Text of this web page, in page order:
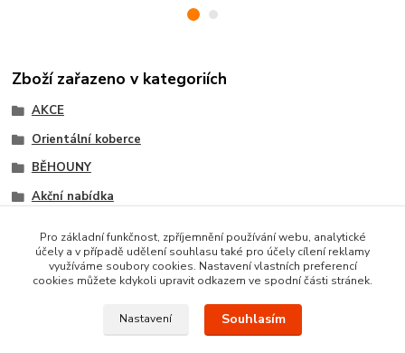
Zboží zařazeno v kategoriích
AKCE
Orientální koberce
BĚHOUNY
Akční nabídka
Akce metrážní koberce
Pro základní funkčnost, zpříjemnění používání webu, analytické
účely a v případě udělení souhlasu také pro účely cílení reklamy
využíváme soubory cookies. Nastavení vlastních preferencí
cookies můžete kdykoli upravit odkazem ve spodní části stránek.
Nastavení Souhlasím